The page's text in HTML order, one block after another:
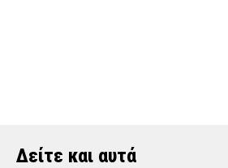
Δείτε και αυτά